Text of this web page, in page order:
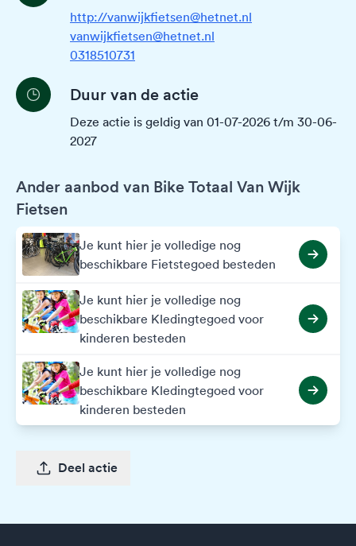
http://vanwijkfietsen@hetnet.nl
vanwijkfietsen@hetnet.nl
0318510731
Duur van de actie
Deze actie is geldig van 01-07-2026 t/m 30-06-
2027
Ander aanbod van Bike Totaal Van Wijk
Fietsen
Je kunt hier je volledige nog
beschikbare Fietstegoed besteden
Je kunt hier je volledige nog
beschikbare Kledingtegoed voor
kinderen besteden
Je kunt hier je volledige nog
beschikbare Kledingtegoed voor
kinderen besteden
Deel actie